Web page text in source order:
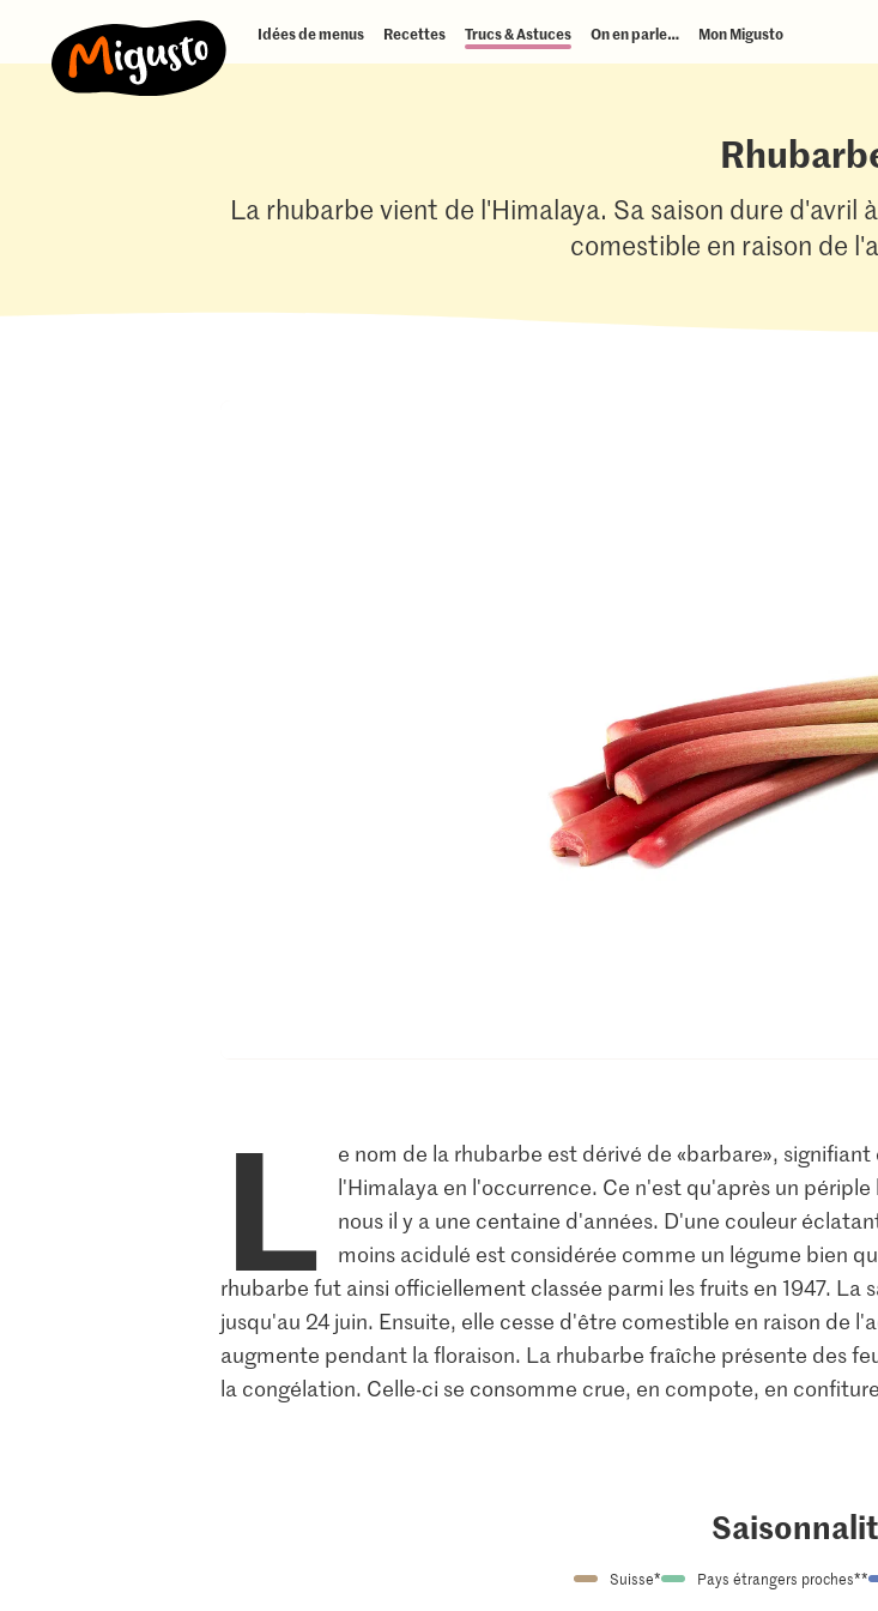
Idées de menus Recettes Trucs & Astuces On en parle… Mon Migusto
La rhubarbe vient de l'Himalaya. Sa saison dure d'avril
comestible en raison de
L
e nom de la rhubarbe est dérivé de «barbare»,
l'Himalaya en l'occurrence. Ce n'est qu'après un
nous il y a une centaine d'années. D'une couleur
moins acidulé est considérée comme un légume bien
rhubarbe fut ainsi officiellement classée parmi les fruits en 1947.
jusqu'au 24 juin. Ensuite, elle cesse d'être comestible en raison de
augmente pendant la floraison. La rhubarbe fraîche présente des
la congélation. Celle-ci se consomme crue, en compote, en
Suisse* Pays étrangers proches**